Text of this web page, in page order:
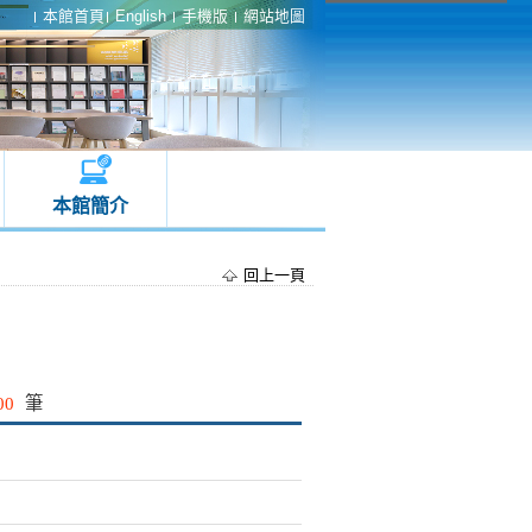
本館首頁 English 手機版 網站地圖
本館簡介
回上一頁
筆